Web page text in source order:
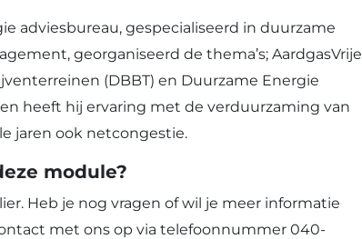
adviesbureau, gespecialiseerd in duurzame
georganiseerd de thema’s; AardgasVrije
(DBBT) en Duurzame Energie
heeft hij ervaring met de verduurzaming van
jaren ook netcongestie.
module?
Heb je nog vragen of wil je meer informatie
met ons op via telefoonnummer 040-